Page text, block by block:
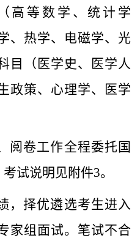
高等数学、统计学
、热学、电磁学、光
目（医学史、医学人
政策、心理学、医学
阅卷工作全程委托国
考试说明见附件3。
，择优遴选考生进入
家组面试。 笔试不合